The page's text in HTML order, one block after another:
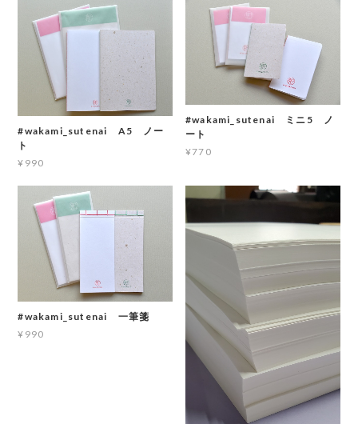
#wakami_sutenai A5 ノー
ト
¥990
#wakami_sutenai ミニ5 ノ
ート
¥770
#wakami_sutenai 一筆箋
¥990